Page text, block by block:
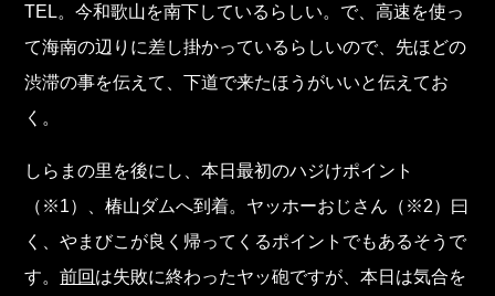
TEL。今和歌山を南下しているらしい。で、高速を使っ
て海南の辺りに差し掛かっているらしいので、先ほどの
渋滞の事を伝えて、下道で来たほうがいいと伝えてお
く。
しらまの里を後にし、本日最初のハジけポイント
（※1）、椿山ダムへ到着。ヤッホーおじさん（※2）曰
く、やまびこが良く帰ってくるポイントでもあるそうで
す。前回 は失敗に終わったヤッ砲ですが、本日は気合を